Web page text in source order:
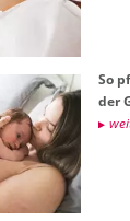
So
der